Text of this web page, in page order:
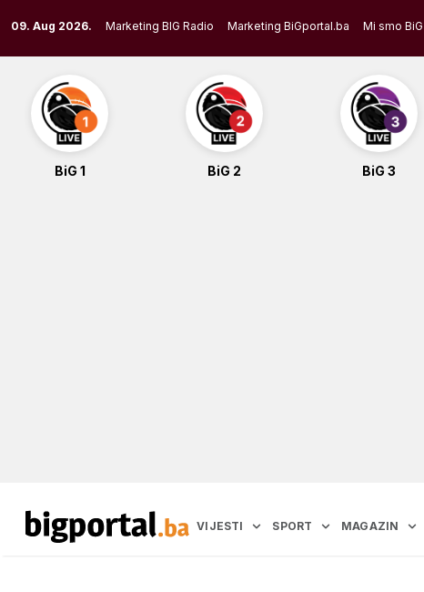
to
content
09. Aug 2026. Marketing BIG Radio Marketing BiGportal.ba Mi smo BiG
BiG 1 BiG 2 BiG 3
VIJESTI SPORT MAGAZIN